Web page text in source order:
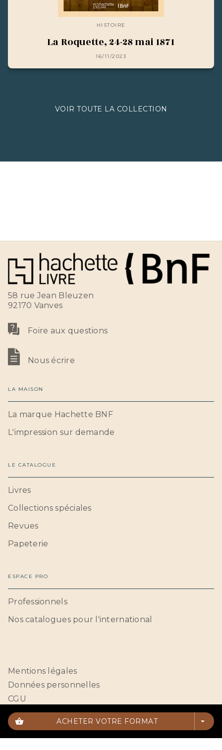
shopping_basket ACHETER VOTRE FORMAT arrow_drop_down
HISTOIRE
La Roquette, 24-28 mai 1871
16/11/2023
VOIR TOUTE LA COLLECTION
58 rue Jean Bleuzen
92170 Vanves
Foire aux questions
Nous écrire
LA MAISON
La marque Hachette BNF
L'impression sur demande
LE CATALOGUE
Livres
Collections spéciales
Revues
Papeterie
ESPACE PRO
Professionnels
Nos catalogues pour l'international
Mentions légales
Données personnelles
CGU
Paramétrer vos cookies